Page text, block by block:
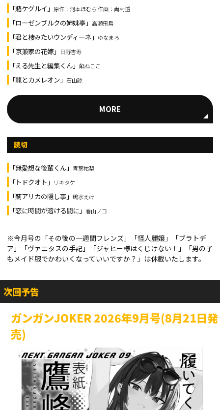
「賭ケグルイ」 原作：河本ほむら 作画：尚村透
「ローゼンブルクの姉妹亭」 高瀬飛鳥
「君と棲みたいウンディーネ」 ゆなまろ
「京兼家の花嫁」 日野杏寿
「える先生と編集くん」 餡ねここ
「龍とカメレオン」 石山諒
MORE
読切
「無愛想な後輩くん」 青葉祐梨
「トドクオト」 リキタケ
「薊アリカの隠し事」 鴫水えけ
「恋に時間が溶ける間に」 春山ノコ
※今月号の「その後の一週間フレンズ」「怪人麗嬢」「ブラトデ
ア」「ヴァニタスの手記」「ジャヒー様はくじけない！」「男の子
もメイド服でかわいくなっていいですか？」は休載いたします。
次回予告
ガンガンJOKER 2026年9月号(8月21日発
売)